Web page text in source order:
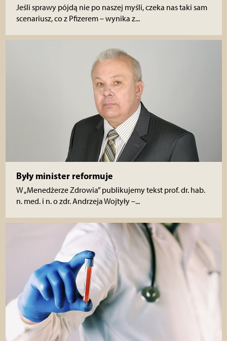
Jeśli sprawy pójdą nie po naszej myśli, czeka nas taki sam
scenariusz, co z Pfizerem – wynika z...
Były minister reformuje
W „Menedżerze Zdrowia” publikujemy tekst prof. dr. hab.
n. med. i n. o zdr. Andrzeja Wojtyły –...